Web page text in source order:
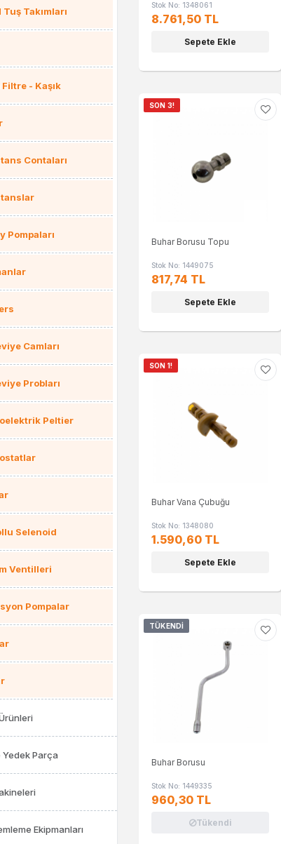
Tuş Takımları
- Kaşık
Contaları
Pompaları
Camları
Probları
Peltier
Selenoid
Ventilleri
Pompalar
Yedek Parça
Ekipmanları
Stok No: 1348061
8.761,50 TL
Sepete Ekle
SON 3!
Buhar Borusu Topu
Stok No: 1449075
817,74 TL
Sepete Ekle
SON 1!
Buhar Vana Çubuğu
Stok No: 1348080
1.590,60 TL
Sepete Ekle
TÜKENDI
Buhar Borusu
Stok No: 1449335
960,30 TL
Tükendi